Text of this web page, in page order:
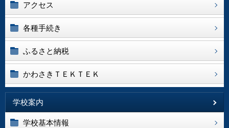
アクセス
各種手続き
ふるさと納税
かわさきＴＥＫＴＥＫ
学校案内
学校基本情報